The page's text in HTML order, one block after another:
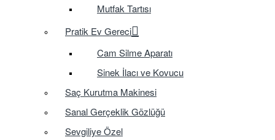
Mutfak Tartısı
Pratik Ev Gereci
Cam Silme Aparatı
Sinek İlacı ve Kovucu
Saç Kurutma Makinesi
Sanal Gerçeklik Gözlüğü
Sevgiliye Özel